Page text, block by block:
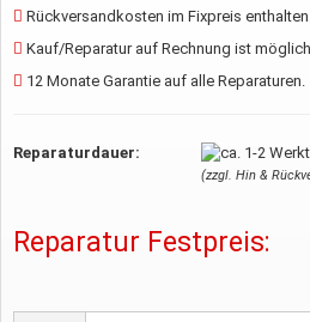
Rückversandkosten im Fixpreis
Kauf/Reparatur auf Rechnung ist
12 Monate Garantie auf alle Reparaturen.
Reparaturdauer:
(zzgl. Hin &
Reparatur Festpreis: